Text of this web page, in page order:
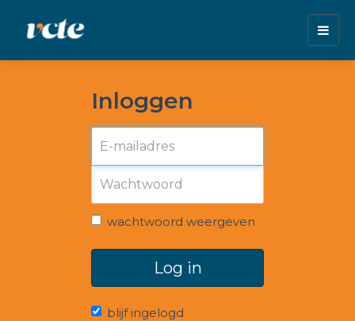
Inloggen
wachtwoord weergeven
Log in
blijf ingelogd